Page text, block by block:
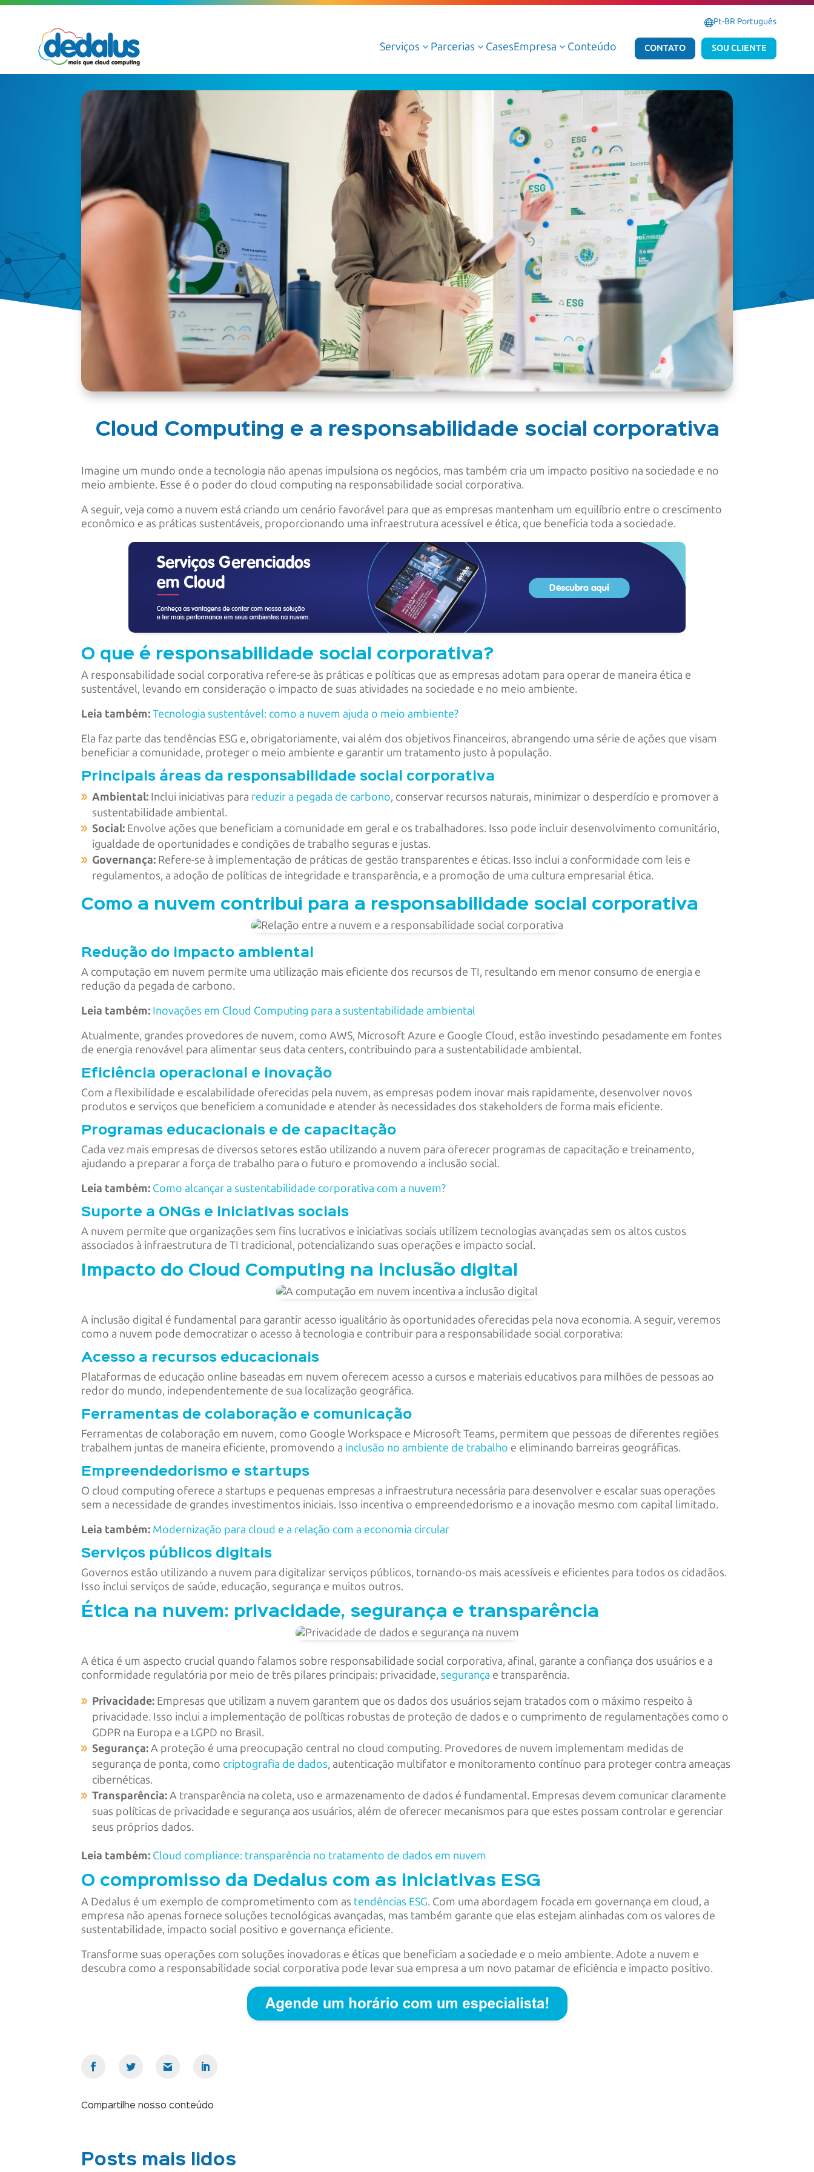
Pt-BR Português
Serviços 3
Serviços Gerenciados de Cloud
Serviços Profissionais de Cloud
Cloud AWS
Cloud Azure
Cloud Oracle
Google Cloud
Dedalus Argos
Serviços Gerenciados de Dados e IA
Serviços Profissionais de Dados e IA
Dados e IA AWS
Dados e IA Azure
Atlas Dedalus
Parcerias 3 CasesEmpresa 3 Conteúdo CONTATO SOU CLIENTE
Cloud Computing e a responsabilidade social corporativa
Imagine um mundo onde a tecnologia não apenas impulsiona os negócios, mas também cria um impacto positivo na sociedade e no
meio ambiente. Esse é o poder do cloud computing na responsabilidade social corporativa.
A seguir, veja como a nuvem está criando um cenário favorável para que as empresas mantenham um equilíbrio entre o crescimento
econômico e as práticas sustentáveis, proporcionando uma infraestrutura acessível e ética, que beneficia toda a sociedade.
O que é responsabilidade social corporativa?
A responsabilidade social corporativa refere-se às práticas e políticas que as empresas adotam para operar de maneira ética e
sustentável, levando em consideração o impacto de suas atividades na sociedade e no meio ambiente.
Leia também: Tecnologia sustentável: como a nuvem ajuda o meio ambiente?
Ela faz parte das tendências ESG e, obrigatoriamente, vai além dos objetivos financeiros, abrangendo uma série de ações que visam
beneficiar a comunidade, proteger o meio ambiente e garantir um tratamento justo à população.
Principais áreas da responsabilidade social corporativa
Ambiental: Inclui iniciativas para reduzir a pegada de carbono, conservar recursos naturais, minimizar o desperdício e promover a
sustentabilidade ambiental.
Social: Envolve ações que beneficiam a comunidade em geral e os trabalhadores. Isso pode incluir desenvolvimento comunitário,
igualdade de oportunidades e condições de trabalho seguras e justas.
Governança: Refere-se à implementação de práticas de gestão transparentes e éticas. Isso inclui a conformidade com leis e
regulamentos, a adoção de políticas de integridade e transparência, e a promoção de uma cultura empresarial ética.
Como a nuvem contribui para a responsabilidade social corporativa
Redução do impacto ambiental
A computação em nuvem permite uma utilização mais eficiente dos recursos de TI, resultando em menor consumo de energia e
redução da pegada de carbono.
Leia também: Inovações em Cloud Computing para a sustentabilidade ambiental
Atualmente, grandes provedores de nuvem, como AWS, Microsoft Azure e Google Cloud, estão investindo pesadamente em fontes
de energia renovável para alimentar seus data centers, contribuindo para a sustentabilidade ambiental.
Eficiência operacional e inovação
Com a flexibilidade e escalabilidade oferecidas pela nuvem, as empresas podem inovar mais rapidamente, desenvolver novos
produtos e serviços que beneficiem a comunidade e atender às necessidades dos stakeholders de forma mais eficiente.
Programas educacionais e de capacitação
Cada vez mais empresas de diversos setores estão utilizando a nuvem para oferecer programas de capacitação e treinamento,
ajudando a preparar a força de trabalho para o futuro e promovendo a inclusão social.
Leia também: Como alcançar a sustentabilidade corporativa com a nuvem?
Suporte a ONGs e iniciativas sociais
A nuvem permite que organizações sem fins lucrativos e iniciativas sociais utilizem tecnologias avançadas sem os altos custos
associados à infraestrutura de TI tradicional, potencializando suas operações e impacto social.
Impacto do Cloud Computing na inclusão digital
A inclusão digital é fundamental para garantir acesso igualitário às oportunidades oferecidas pela nova economia. A seguir, veremos
como a nuvem pode democratizar o acesso à tecnologia e contribuir para a responsabilidade social corporativa:
Acesso a recursos educacionais
Plataformas de educação online baseadas em nuvem oferecem acesso a cursos e materiais educativos para milhões de pessoas ao
redor do mundo, independentemente de sua localização geográfica.
Ferramentas de colaboração e comunicação
Ferramentas de colaboração em nuvem, como Google Workspace e Microsoft Teams, permitem que pessoas de diferentes regiões
trabalhem juntas de maneira eficiente, promovendo a inclusão no ambiente de trabalho e eliminando barreiras geográficas.
Empreendedorismo e startups
O cloud computing oferece a startups e pequenas empresas a infraestrutura necessária para desenvolver e escalar suas operações
sem a necessidade de grandes investimentos iniciais. Isso incentiva o empreendedorismo e a inovação mesmo com capital limitado.
Leia também: Modernização para cloud e a relação com a economia circular
Serviços públicos digitais
Governos estão utilizando a nuvem para digitalizar serviços públicos, tornando-os mais acessíveis e eficientes para todos os cidadãos.
Isso inclui serviços de saúde, educação, segurança e muitos outros.
Ética na nuvem: privacidade, segurança e transparência
A ética é um aspecto crucial quando falamos sobre responsabilidade social corporativa, afinal, garante a confiança dos usuários e a
conformidade regulatória por meio de três pilares principais: privacidade,segurança e transparência.
Privacidade: Empresas que utilizam a nuvem garantem que os dados dos usuários sejam tratados com o máximo respeito à
privacidade. Isso inclui a implementação de políticas robustas de proteção de dados e o cumprimento de regulamentações como o
GDPR na Europa e a LGPD no Brasil.
Segurança:A proteção é uma preocupação central no cloud computing. Provedores de nuvem implementam medidas de
segurança de ponta, como criptografia de dados, autenticação multifator e monitoramento contínuo para proteger contra ameaças
cibernéticas.
Transparência:A transparência na coleta, uso e armazenamento de dados é fundamental. Empresas devem comunicar claramente
suas políticas de privacidade e segurança aos usuários, além de oferecer mecanismos para que estes possam controlar e gerenciar
seus próprios dados.
Leia também: Cloud compliance: transparência no tratamento de dados em nuvem
O compromisso da Dedalus com as iniciativas ESG
A Dedalus é um exemplo de comprometimento com as tendências ESG. Com uma abordagem focada em governança em cloud, a
empresa não apenas fornece soluções tecnológicas avançadas, mas também garante que elas estejam alinhadas com os valores de
sustentabilidade, impacto social positivo e governança eficiente.
Transforme suas operações com soluções inovadoras e éticas que beneficiam a sociedade e o meio ambiente. Adote a nuvem e
descubra como a responsabilidade social corporativa pode levar sua empresa a um novo patamar de eficiência e impacto positivo.
Compartilhe nosso conteúdo
Posts mais lidos